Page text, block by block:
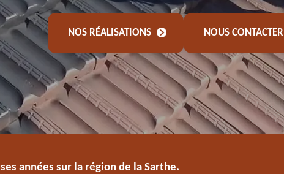
NOS RÉALISATIONS NOUS CONTACTER
années sur la région de la Sarthe.